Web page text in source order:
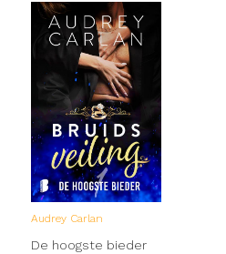
Audrey Carlan
De hoogste bieder